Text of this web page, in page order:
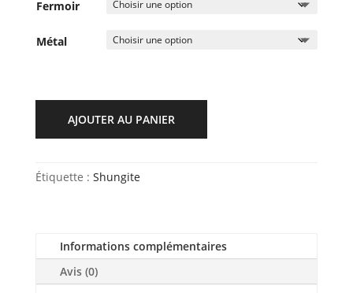
Fermoir
Métal
AJOUTER AU PANIER
Étiquette : Shungite
Informations complémentaires
Avis (0)